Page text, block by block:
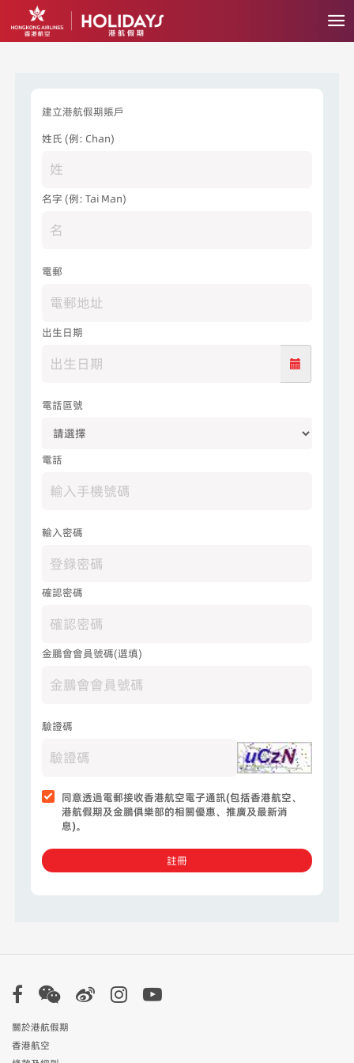
建立港航假期賬戶
姓氏 (例: Chan)
名字 (例: Tai Man)
電郵
出生日期
電話區號
電話
輸入密碼
確認密碼
金鵬會會員號碼(選填)
驗證碼
同意透過電郵接收香港航空電子通訊(包括香港航空、
港航假期及金鵬俱樂部的相關優惠、推廣及最新消
息)。
註冊
關於港航假期
香港航空